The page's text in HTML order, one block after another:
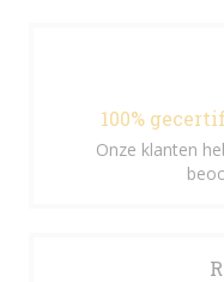
100%
Onze klanten